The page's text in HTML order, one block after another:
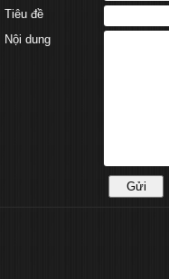
Tiêu đề
Nội dung